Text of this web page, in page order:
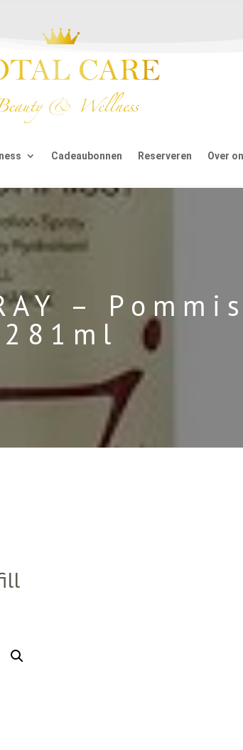
Cadeaubonnen Reserveren Over
–
281ml